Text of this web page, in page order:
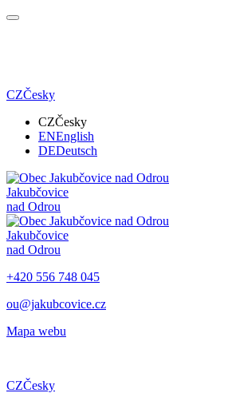
CZČesky
CZČesky
ENEnglish
DEDeutsch
Jakubčovice
nad Odrou
Jakubčovice
nad Odrou
+420 556 748 045
ou@jakubcovice.cz
Mapa webu
CZČesky